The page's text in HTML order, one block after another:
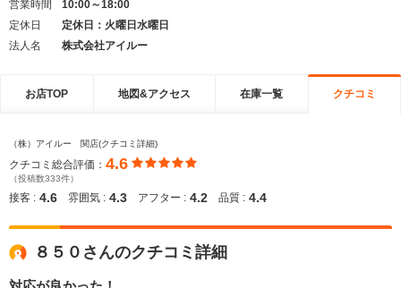
営業時間
10:00～18:00
定休日
定休日：火曜日水曜日
法人名
株式会社アイルー
お店TOP 地図&アクセス 在庫一覧 クチコミ
（株）アイルー 関店(クチコミ詳細)
クチコミ総合評価： 4.6
（投稿数333件）
接客 : 4.6 雰囲気 : 4.3 アフター : 4.2 品質 : 4.4
８５０さんのクチコミ詳細